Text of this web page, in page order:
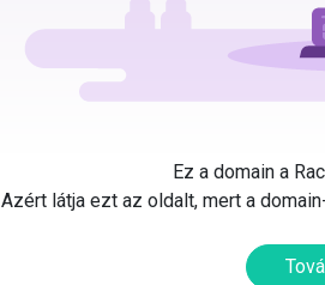
Ez a domain a
Azért látja ezt az oldalt, mert a